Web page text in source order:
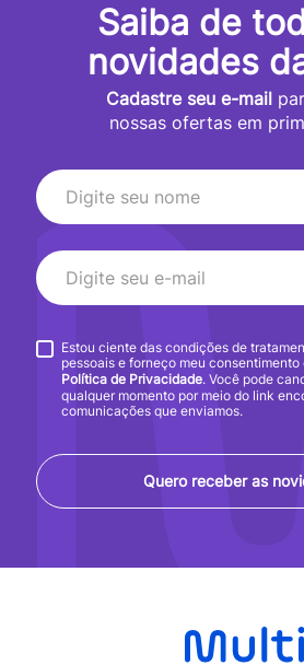
Saiba de
novidades
Cadastre seu e-mail
nossas ofertas em
Quero receber as
Estou ciente das condições de
pessoais e forneço meu
Política de Privacidade. Você pode
qualquer momento por meio do link
comunicações que enviamos.